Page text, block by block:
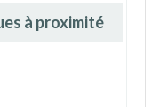
à proximité